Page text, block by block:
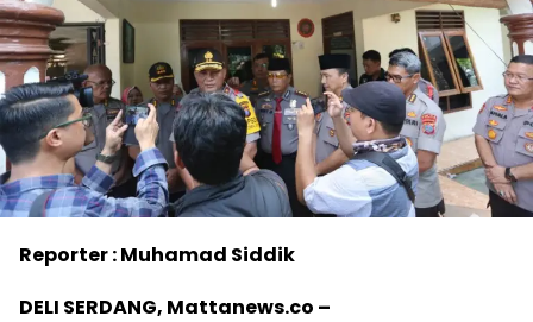
Reporter : Muhamad Siddik
DELI SERDANG, Mattanews.co –